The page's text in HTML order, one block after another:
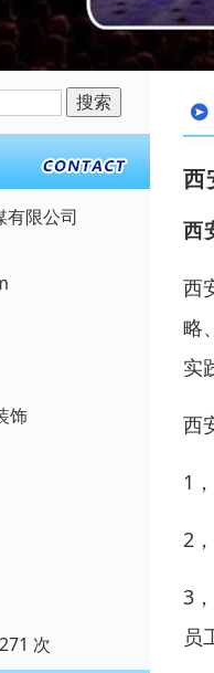
有限公司
饰
次
西
西
西
略
实
西
1
2
3
员